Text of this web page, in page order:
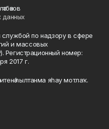
данных
по надзору в сфере
и массовых
номер:
2017 г.
һылтанма яһау мотлаҡ.